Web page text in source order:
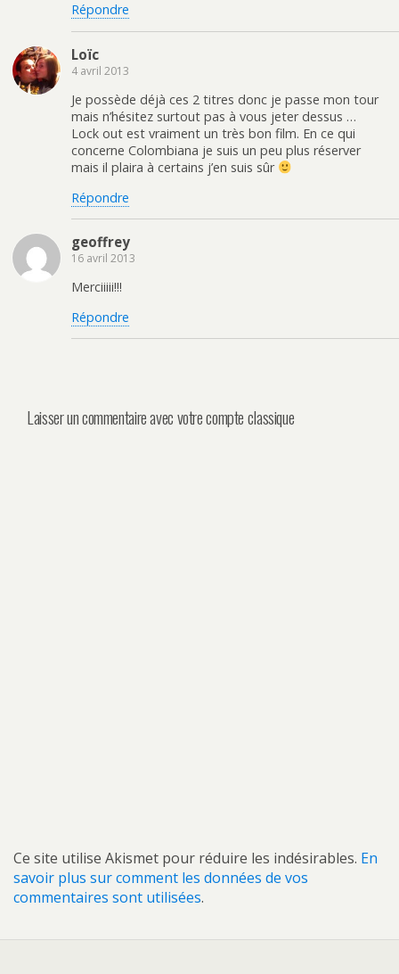
Répondre
Loïc
4 avril 2013
Je possède déjà ces 2 titres donc je passe mon tour
mais n’hésitez surtout pas à vous jeter dessus …
Lock out est vraiment un très bon film. En ce qui
concerne Colombiana je suis un peu plus réserver
mais il plaira à certains j’en suis sûr
Répondre
geoffrey
16 avril 2013
Merciiiii!!!
Répondre
Laisser un commentaire avec votre compte classique
Ce site utilise Akismet pour réduire les indésirables. En
savoir plus sur comment les données de vos
commentaires sont utilisées.